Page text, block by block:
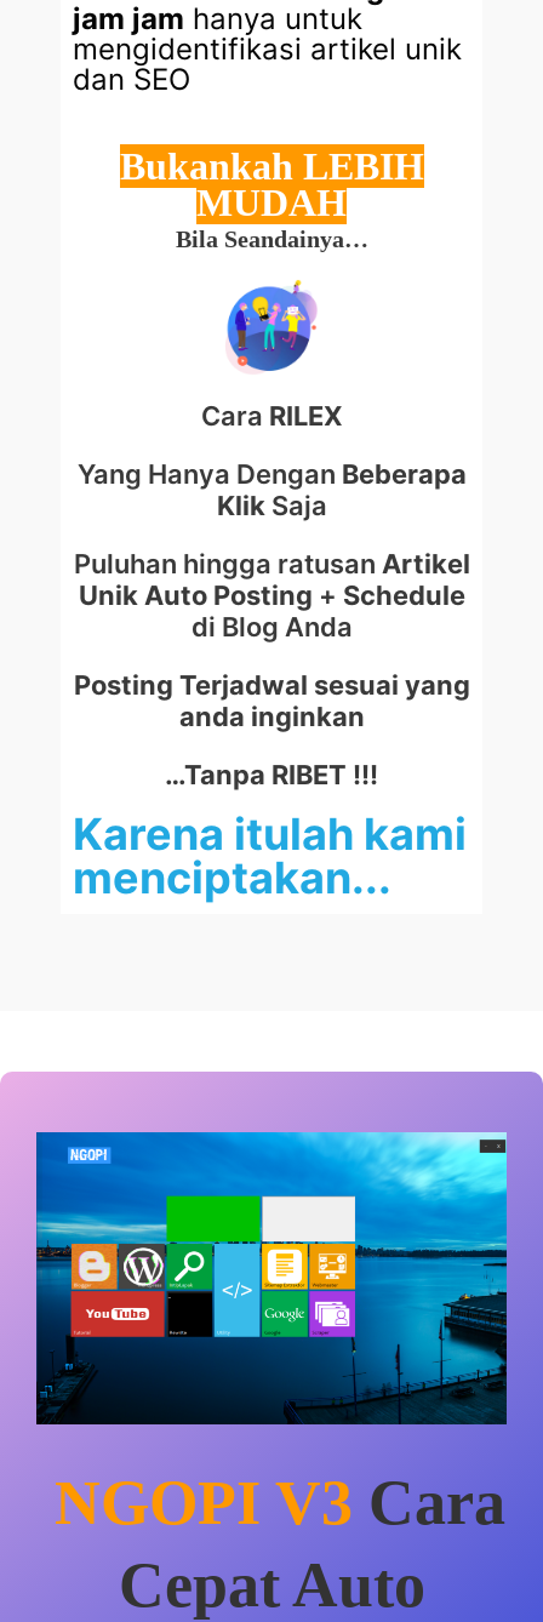
jam jam hanya untuk
mengidentifikasi artikel unik
dan SEO
Bukankah LEBIH
MUDAH
Bila Seandainya…
Cara RILEX
Yang Hanya Dengan Beberapa
Klik Saja
Puluhan hingga ratusan Artikel
Unik Auto Posting + Schedule
di Blog Anda
Posting Terjadwal sesuai yang
anda inginkan
…Tanpa RIBET !!!
Karena itulah kami
menciptakan...
NGOPI V3 Cara
Cepat Auto